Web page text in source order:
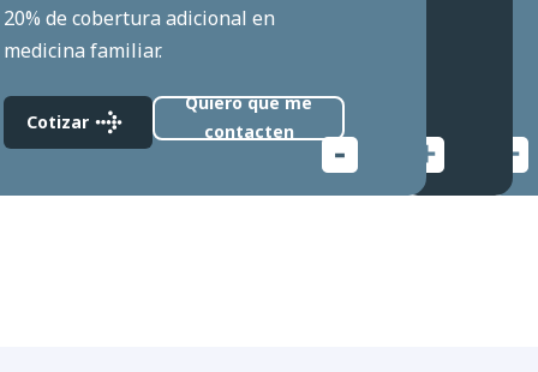
20% de cobertura adicional en
medicina familiar.
Cotizar
ahora
Quiero que me
contacten
Cotizar